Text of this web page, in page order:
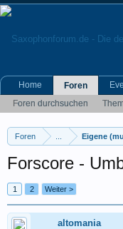
Foren Eigene
Forscore -
1 2 Weiter >
altomania
Home
Foren
Foren durchsuchen